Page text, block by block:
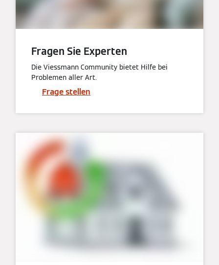
Fragen Sie Experten
Die Viessmann Community bietet Hilfe bei
Problemen aller Art.
Frage stellen